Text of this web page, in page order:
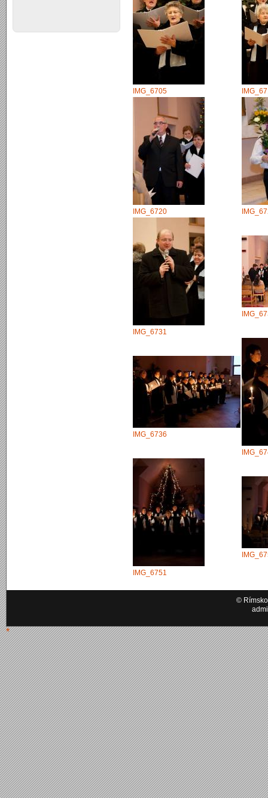
IMG_6705
IMG_6720
IMG_6731
IMG_6736
IMG_6751
©
*